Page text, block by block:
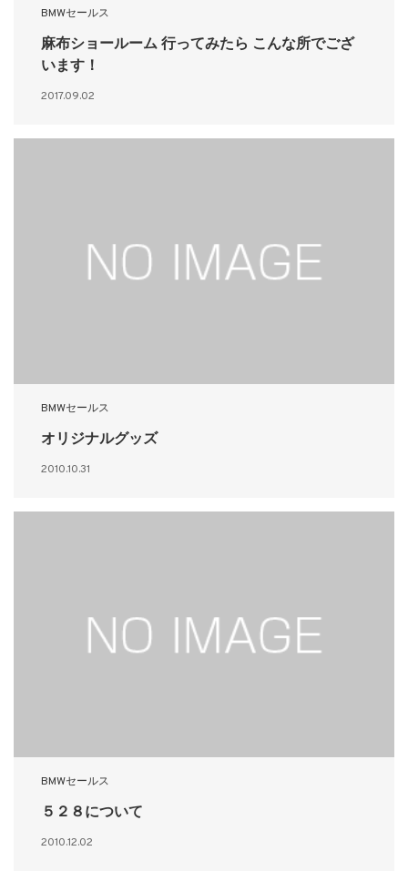
BMWセールス
麻布ショールーム 行ってみたら こんな所でござ
います！
2017.09.02
BMWセールス
オリジナルグッズ
2010.10.31
BMWセールス
５２８について
2010.12.02